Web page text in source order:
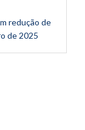
redução de
de 2025